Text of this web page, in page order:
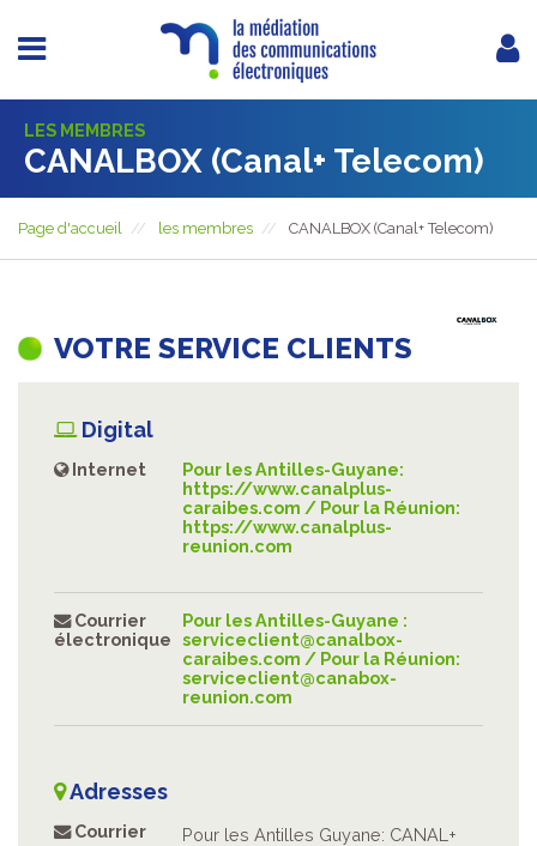
LES MEMBRES
CANALBOX (Canal+ Telecom)
Page d'accueil les membres CANALBOX (Canal+ Telecom)
VOTRE SERVICE CLIENTS
Digital
Internet
Pour les Antilles-Guyane:
https://www.canalplus-
caraibes.com / Pour la Réunion:
https://www.canalplus-
reunion.com
Courrier
électronique
Pour les Antilles-Guyane :
serviceclient@canalbox-
caraibes.com / Pour la Réunion:
serviceclient@canabox-
reunion.com
Adresses
Courrier
Pour les Antilles Guyane: CANAL+